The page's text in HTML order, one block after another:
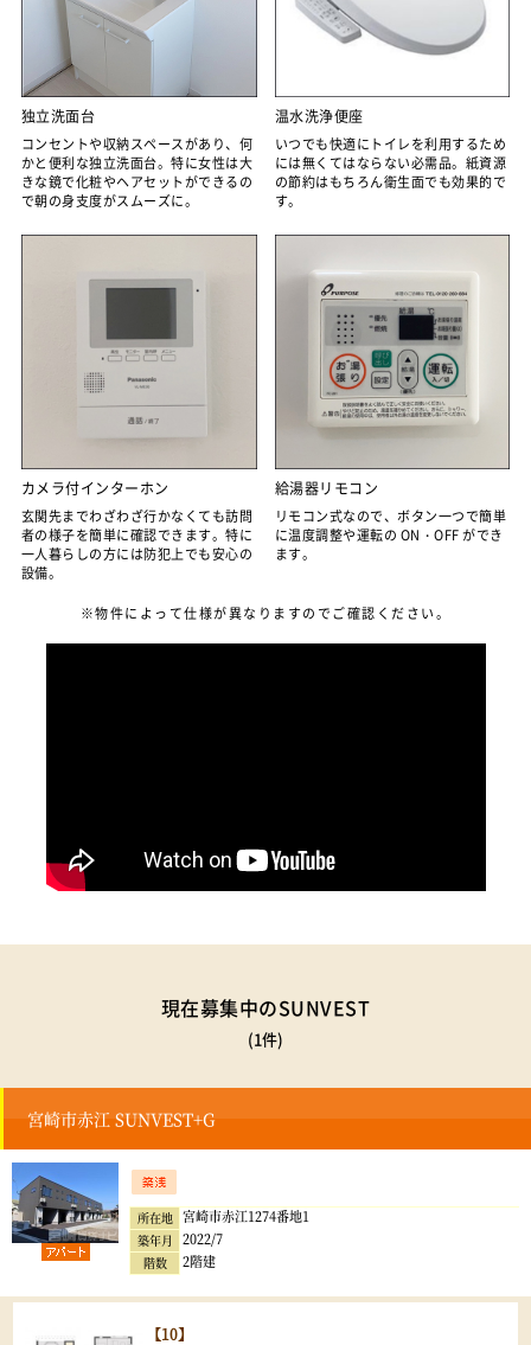
独立洗面台
コンセントや収納スペースがあり、何
かと便利な独立洗面台。特に女性は大
きな鏡で化粧やヘアセットができるの
で朝の身支度がスムーズに。
温水洗浄便座
いつでも快適にトイレを利用するため
には無くてはならない必需品。紙資源
の節約はもちろん衛生面でも効果的で
す。
カメラ付インターホン
玄関先までわざわざ行かなくても訪問
者の様子を簡単に確認できます。特に
一人暮らしの方には防犯上でも安心の
設備。
給湯器リモコン
リモコン式なので、ボタン一つで簡単
に温度調整や運転の ON・OFF ができ
ます。
※物件によって仕様が異なりますのでご確認ください。
現在募集中のSUNVEST
(1件)
宮崎市赤江 SUNVEST+G
所在地 宮崎市赤江1274番地1
築年月 2022/7
階数 2階建
【10】